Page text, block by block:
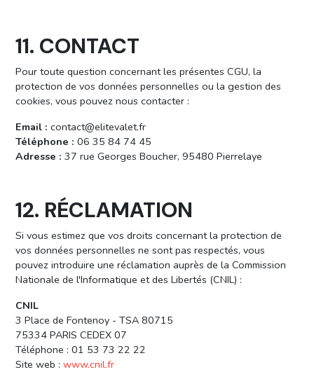
11. CONTACT
Pour toute question concernant les présentes CGU, la
protection de vos données personnelles ou la gestion des
cookies, vous pouvez nous contacter :
Email : contact@elitevalet.fr
Téléphone : 06 35 84 74 45
Adresse : 37 rue Georges Boucher, 95480 Pierrelaye
12. RÉCLAMATION
Si vous estimez que vos droits concernant la protection de
vos données personnelles ne sont pas respectés, vous
pouvez introduire une réclamation auprès de la Commission
Nationale de l'Informatique et des Libertés (CNIL) :
CNIL
3 Place de Fontenoy - TSA 80715
75334 PARIS CEDEX 07
Téléphone : 01 53 73 22 22
Site web : www.cnil.fr